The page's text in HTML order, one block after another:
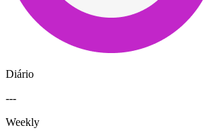
Diário
---
Weekly